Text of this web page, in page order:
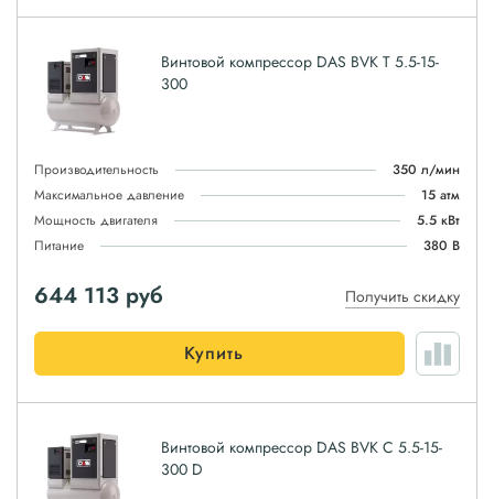
Винтовой компрессор DAS BVK T 5.5-15-
300
Производительность
350 л/мин
Максимальное давление
15 атм
Мощность двигателя
5.5 кВт
Питание
380 В
644 113 руб Получить скидку
Купить
Винтовой компрессор DAS BVK C 5.5-15-
300 D